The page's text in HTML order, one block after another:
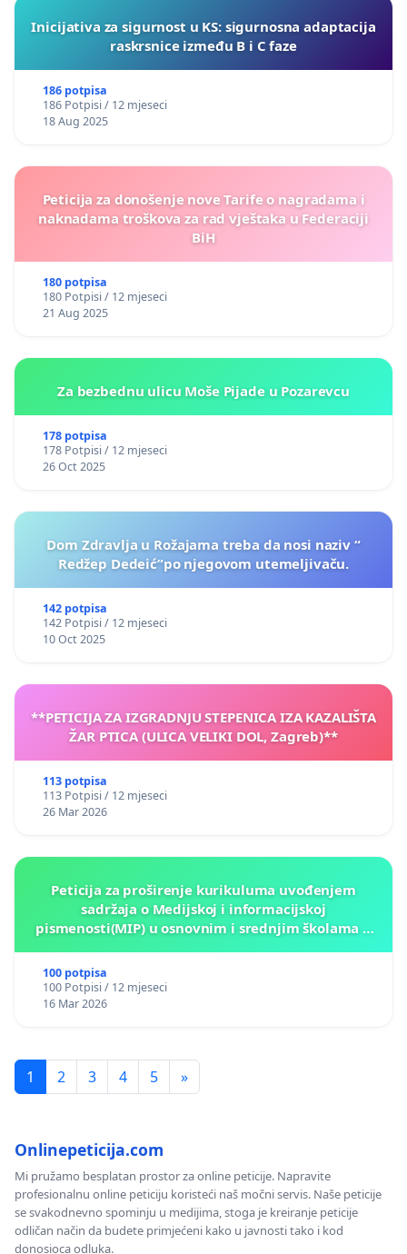
Inicijativa za sigurnost u KS: sigurnosna adaptacija
raskrsnice između B i C faze
186 potpisa
186 Potpisi / 12 mjeseci
18 Aug 2025
Peticija za donošenje nove Tarife o nagradama i
naknadama troškova za rad vještaka u Federaciji
BiH
180 potpisa
180 Potpisi / 12 mjeseci
21 Aug 2025
Za bezbednu ulicu Moše Pijade u Pozarevcu
178 potpisa
178 Potpisi / 12 mjeseci
26 Oct 2025
Dom Zdravlja u Rožajama treba da nosi naziv “
Redžep Dedeić”po njegovom utemeljivaču.
142 potpisa
142 Potpisi / 12 mjeseci
10 Oct 2025
**PETICIJA ZA IZGRADNJU STEPENICA IZA KAZALIŠTA
ŽAR PTICA (ULICA VELIKI DOL, Zagreb)**
113 potpisa
113 Potpisi / 12 mjeseci
26 Mar 2026
Peticija za proširenje kurikuluma uvođenjem
sadržaja o Medijskoj i informacijskoj
pismenosti(MIP) u osnovnim i srednjim školama u
100 potpisa
100 Potpisi / 12 mjeseci
16 Mar 2026
1 2 3 4 5 »
Onlinepeticija.com
Mi pružamo besplatan prostor za online peticije. Napravite
profesionalnu online peticiju koristeći naš močni servis. Naše peticije
se svakodnevno spominju u medijima, stoga je kreiranje peticije
odličan način da budete primjećeni kako u javnosti tako i kod
donosioca odluka.